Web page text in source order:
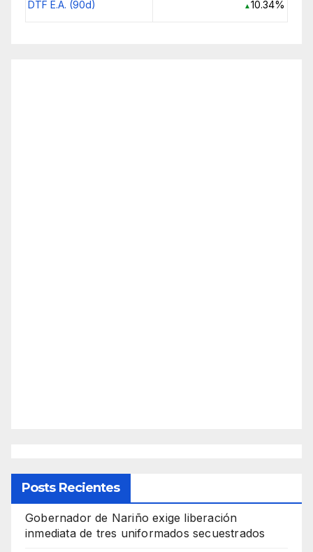
DTF E.A. (90d) ▲10.34%
Posts Recientes
Gobernador de Nariño exige liberación
inmediata de tres uniformados secuestrados